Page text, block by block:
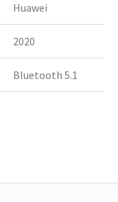
Huawei
2020
Bluetooth 5.1